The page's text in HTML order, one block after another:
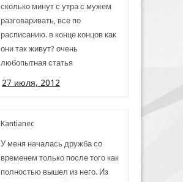
сколько минут с утра с мужем
разговаривать, все по
расписанию. в конце концов как
они так живут? очень
любопытная статья
27 июля, 2012
Kantianec
У меня началась дружба со
временем только после того как
полностью вышел из него. Из